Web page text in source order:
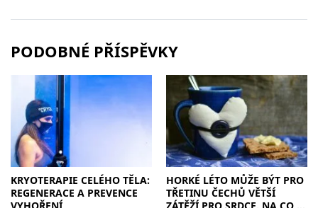
PODOBNÉ PŘÍSPĚVKY
KRYOTERAPIE CELÉHO TĚLA:
REGENERACE A PREVENCE
HORKÉ LÉTO MŮŽE BÝT PRO
TŘETINU ČECHŮ VĚTŠÍ